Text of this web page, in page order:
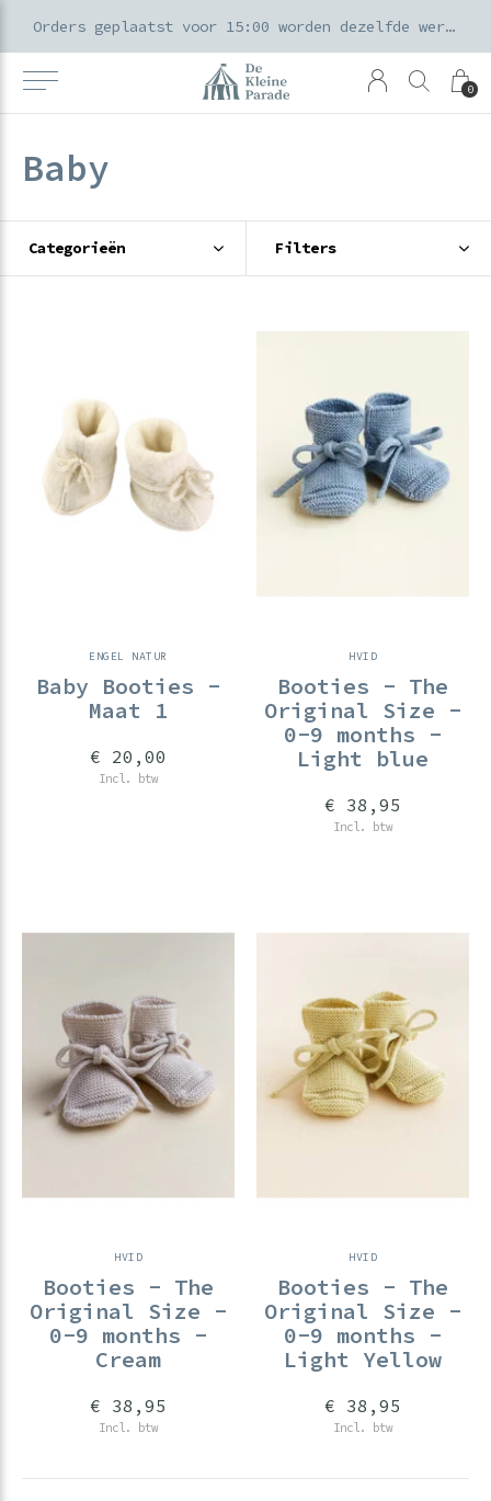
0
Orders geplaatst voor 15:00 worden dezelfde werkdag verzonden
Baby
Categorieën Filters
ENGEL NATUR
Baby Booties -
Maat 1
€ 20,00
Incl. btw
HVID
Booties - The
Original Size -
0-9 months -
Light blue
€ 38,95
Incl. btw
HVID
Booties - The
Original Size -
0-9 months -
Cream
€ 38,95
Incl. btw
HVID
Booties - The
Original Size -
0-9 months -
Light Yellow
€ 38,95
Incl. btw